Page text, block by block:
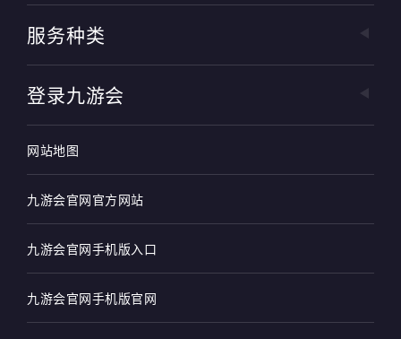
服务种类
登录九游会
网站地图
九游会官网官方网站
九游会官网手机版入口
九游会官网手机版官网